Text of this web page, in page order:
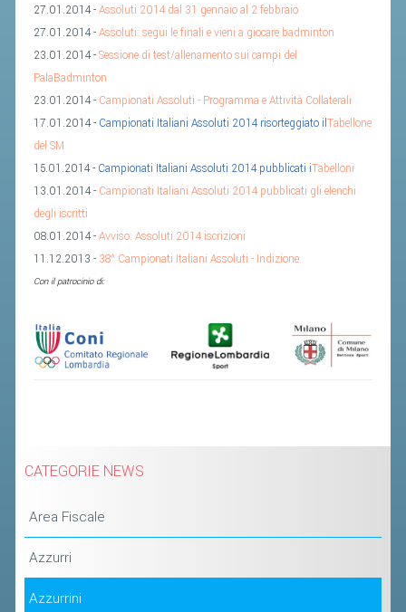
27.01.2014 -Assoluti 2014 dal 31 gennaio al 2 febbraio
27.01.2014 -Assoluti: segui le finali e vieni a giocare badminton
23.01.2014 -Sessione di test/allenamento sui campi del
PalaBadminton
23.01.2014 - Campionati Assoluti - Programma e Attività Collaterali
17.01.2014 - Campionati Italiani Assoluti 2014 risorteggiato ilTabellone
del SM
15.01.2014 - Campionati Italiani Assoluti 2014 pubblicati iTabelloni
13.01.2014 - Campionati Italiani Assoluti 2014 pubblicati gli elenchi
degli iscritti
08.01.2014 -Avviso: Assoluti 2014 iscrizioni
11.12.2013 - 38^ Campionati Italiani Assoluti - Indizione
Con il patrocinio di:
CATEGORIE NEWS
Area Fiscale
Azzurri
Azzurrini
AFFILIARE UN ESD
CALENDARIO
ALBO D'ORO CAMPIONATI ITALIANI
EVENTI INTERNAZIONALI
MANIFESTAZIONI SPORTIVE